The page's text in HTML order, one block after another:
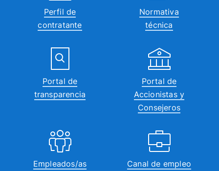
Perfil de
contratante
Normativa
técnica
Portal de
transparencia
Portal de
Accionistas y
Consejeros
Empleados/as Canal de empleo